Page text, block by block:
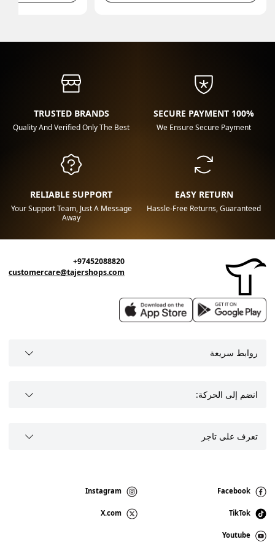
100% SECURE PAYMENT
We Ensure Secure Payment
TRUSTED BRANDS
Quality And Verified Only The Best
EASY RETURN
Hassle-Free Returns, Guaranteed
RELIABLE SUPPORT
Your Support Team, Just A Message
Away
+97452088820
customercare@tajershops.com
روابط سريعة
انضم إلى الحركة:
تعرف على تاجر
Facebook
Instagram
TikTok
X.com
Youtube